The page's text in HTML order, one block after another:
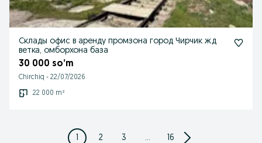
Склады офис в аренду промзона город Чирчик жд
ветка, омборхона база
30 000 so’m
Chirchiq - 22/07/2026
22 000 m²
1 2 3 ... 16